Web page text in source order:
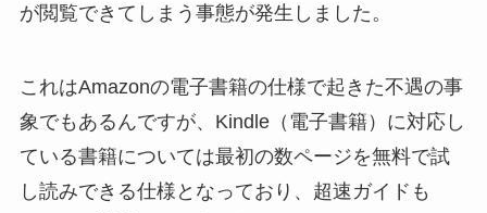
が閲覧できてしまう事態が発生しました。
これはAmazonの電子書籍の仕様で起きた不遇の事
象でもあるんですが、Kindle（電子書籍）に対応し
ている書籍については最初の数ページを無料で試
し読みできる仕様となっており、超速ガイドも